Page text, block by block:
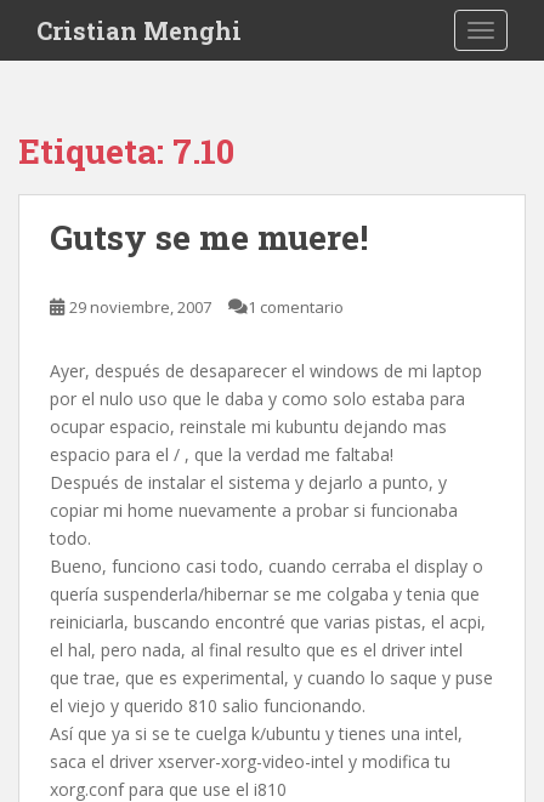
i
Cristian Menghi
Etiqueta: 7.10
Gutsy se me muere!
29 noviembre, 2007 1 comentario
Ayer, después de desaparecer el windows de mi laptop
por el nulo uso que le daba y como solo estaba para
ocupar espacio, reinstale mi kubuntu dejando mas
espacio para el / , que la verdad me faltaba!
Después de instalar el sistema y dejarlo a punto, y
copiar mi home nuevamente a probar si funcionaba
todo.
Bueno, funciono casi todo, cuando cerraba el display o
quería suspenderla/hibernar se me colgaba y tenia que
reiniciarla, buscando encontré que varias pistas, el acpi,
el hal, pero nada, al final resulto que es el driver intel
que trae, que es experimental, y cuando lo saque y puse
el viejo y querido 810 salio funcionando.
Así que ya si se te cuelga k/ubuntu y tienes una intel,
saca el driver xserver-xorg-video-intel y modifica tu
xorg.conf para que use el i810